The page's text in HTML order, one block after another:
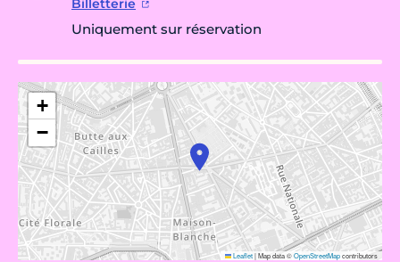
Billetterie
Uniquement sur réservation
+
−
Leaflet|Map data ©OpenStreetMapcontributors